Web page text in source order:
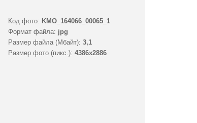
Код фото: KMO_164066_00065_1
Формат файла: jpg
Размер файла (Мбайт): 3,1
Размер фото (пикс.): 4386x2886